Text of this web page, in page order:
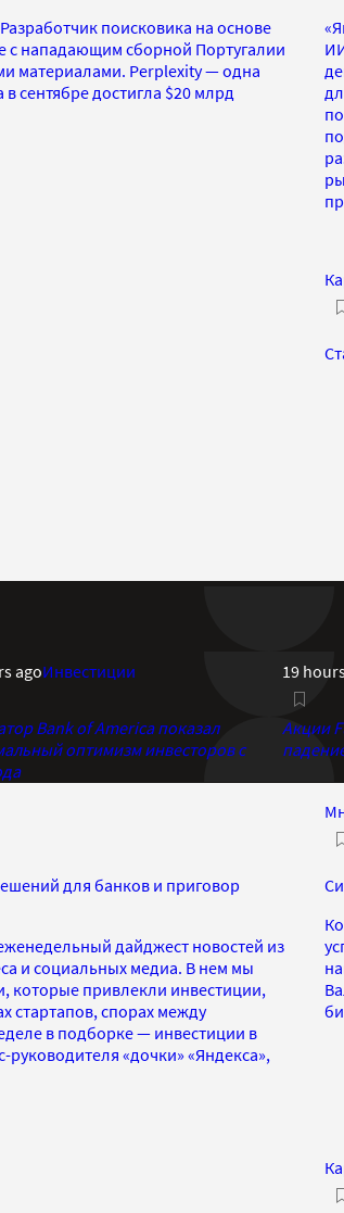
поисковика на основе
с нападающим сборной Португалии
материалами. Perplexity — одна
сентябре достигла $20 млрд
agoИнвестиции
Bank of America показал
оптимизм инвесторов с
19
Акции
для банков и приговор
дайджест новостей из
и социальных медиа. В нем мы
которые привлекли инвестиции,
стартапов, спорах между
в подборке — инвестиции в
руководителя «дочки» «Яндекса»,